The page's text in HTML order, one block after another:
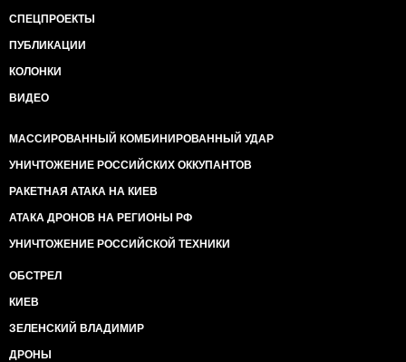
СПЕЦПРОЕКТЫ
ПУБЛИКАЦИИ
КОЛОНКИ
ВИДЕО
МАССИРОВАННЫЙ КОМБИНИРОВАННЫЙ УДАР
УНИЧТОЖЕНИЕ РОССИЙСКИХ ОККУПАНТОВ
РАКЕТНАЯ АТАКА НА КИЕВ
АТАКА ДРОНОВ НА РЕГИОНЫ РФ
УНИЧТОЖЕНИЕ РОССИЙСКОЙ ТЕХНИКИ
ОБСТРЕЛ
КИЕВ
ЗЕЛЕНСКИЙ ВЛАДИМИР
ДРОНЫ